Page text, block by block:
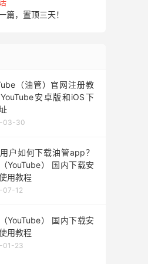
篇，置顶三天！
（油管）官网注册教
安卓版和iOS下
03-30
户如何下载油管app？
YouTube） 国内下载安
用教程
07-12
YouTube） 国内下载安
用教程
01-23